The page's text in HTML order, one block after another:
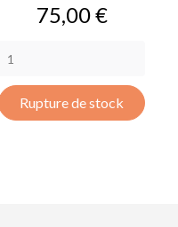
Prix
75,00 €
Rupture de stock